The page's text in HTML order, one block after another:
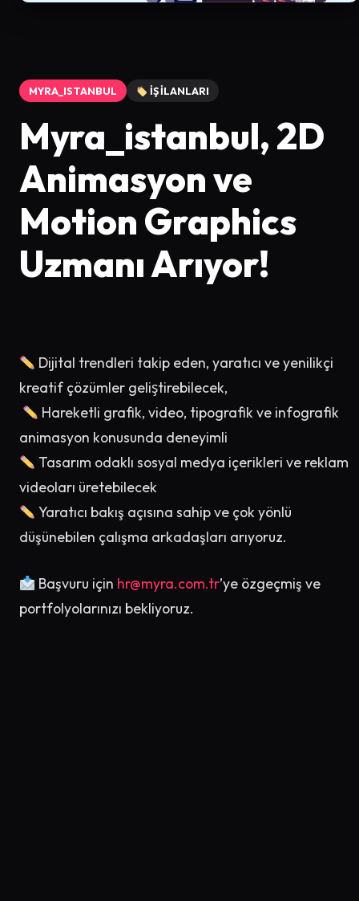
MYRA_ISTANBUL İŞ İLANLARI
Myra_istanbul, 2D
Animasyon ve
Motion Graphics
Uzmanı Arıyor!
Dijital trendleri takip eden, yaratıcı ve yenilikçi
kreatif çözümler geliştirebilecek,
Hareketli grafik, video, tipografik ve infografik
animasyon konusunda deneyimli
Tasarım odaklı sosyal medya içerikleri ve reklam
videoları üretebilecek
Yaratıcı bakış açısına sahip ve çok yönlü
düşünebilen çalışma arkadaşları arıyoruz.
Başvuru için hr@myra.com.tr’ye özgeçmiş ve
portfolyolarınızı bekliyoruz.